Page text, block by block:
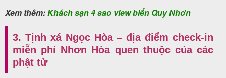
Xem thêm:Khách sạn 4 sao view biển Quy Nhơn
3. Tịnh xá Ngọc Hòa – địa điểm check-in
miễn phí Nhơn Hòa quen thuộc của các
phật tử